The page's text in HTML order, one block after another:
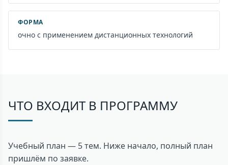
ФОРМА
очно с применением дистанционных технологий
ЧТО ВХОДИТ В ПРОГРАММУ
Учебный план — 5 тем. Ниже начало, полный план
пришлём по заявке.